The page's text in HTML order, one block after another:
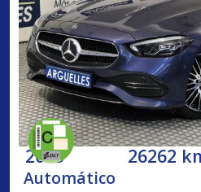
2023 26262
Automático